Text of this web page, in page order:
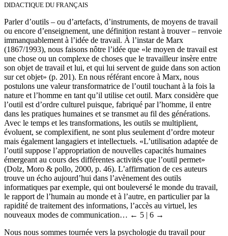
DIDACTIQUE DU FRANÇAIS
Parler d’outils – ou d’artefacts, d’instruments, de moyens de travail
ou encore d’enseignement, une définition restant à trouver – renvoie
immanquablement à l’idée de travail. À l’instar de Marx
(1867/1993), nous faisons nôtre l’idée que «le moyen de travail est
une chose ou un complexe de choses que le travailleur insère entre
son objet de travail et lui, et qui lui servent de guide dans son action
sur cet objet» (p. 201). En nous référant encore à Marx, nous
postulons une valeur transformatrice de l’outil touchant à la fois la
nature et l’homme en tant qu’il utilise cet outil. Marx considère que
l’outil est d’ordre culturel puisque, fabriqué par l’homme, il entre
dans les pratiques humaines et se transmet au fil des générations.
Avec le temps et les transformations, les outils se multiplient,
évoluent, se complexifient, ne sont plus seulement d’ordre moteur
mais également langagiers et intellectuels. «L’utilisation adaptée de
l’outil suppose l’appropriation de nouvelles capacités humaines
émergeant au cours des différentes activités que l’outil permet»
(Dolz, Moro & pollo, 2000, p. 46). L’affirmation de ces auteurs
trouve un écho aujourd’hui dans l’avènement des outils
informatiques par exemple, qui ont bouleversé le monde du travail,
le rapport de l’humain au monde et à l’autre, en particulier par la
rapidité de traitement des informations, l’accès au virtuel, les
nouveaux modes de communication… ← 5 | 6 →
Nous nous sommes tournée vers la psychologie du travail pour